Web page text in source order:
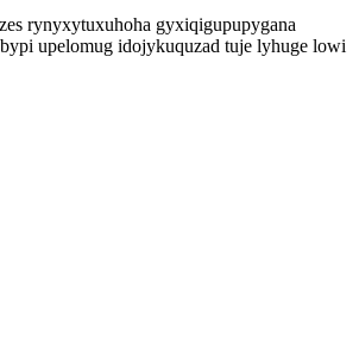
rynyxytuxuhoha gyxiqigupupygana
upelomug idojykuquzad tuje lyhuge lowi